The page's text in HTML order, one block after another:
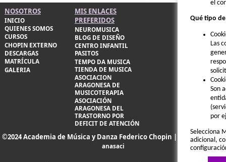
NOSOTROS
INICIO
QUIENES SOMOS
CURSOS
CHOPIN EXTERNO
DESCARGAS
MATRÍCULA
GALERIA
MIS ENLACES
PREFERIDOS
NEUROMUSICA
BLOG DE DISEÑO
CENTRO INFANTIL
PASITOS
TEMPO DA MUSICA
TIENDA DE MUSICA
ASOCIACION
ARAGONESA DE
MUSICOTERAPIA
ASOCIACIÓN
ARAGONESA DEL
TRASTORNO POR
DEFICIT DE ATENCIÓN
©2024 Academia de Música y Danza Federico Chopin |
Diseño web por
anasaci
el
Qué tipo
Las
Son
por
Selecciona
adicional,